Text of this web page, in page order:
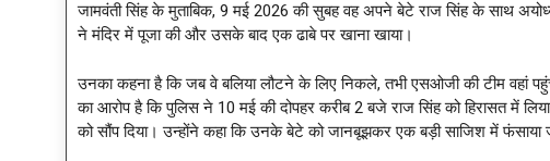
जामवंती सिंह के मुताबिक, 9 मई 2026 की सुबह वह अपने बेटे राज सिंह के साथ
ने मंदिर में पूजा की और उसके बाद एक ढाबे पर खाना खाया।
उनका कहना है कि जब वे बलिया लौटने के लिए निकले, तभी एसओजी की टीम वहां
का आरोप है कि पुलिस ने 10 मई की दोपहर करीब 2 बजे राज सिंह को हिरासत में
को सौंप दिया। उन्होंने कहा कि उनके बेटे को जानबूझकर एक बड़ी साजिश में फंसाया